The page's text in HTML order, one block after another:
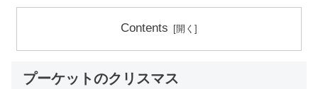
Contents
プーケットのクリスマス